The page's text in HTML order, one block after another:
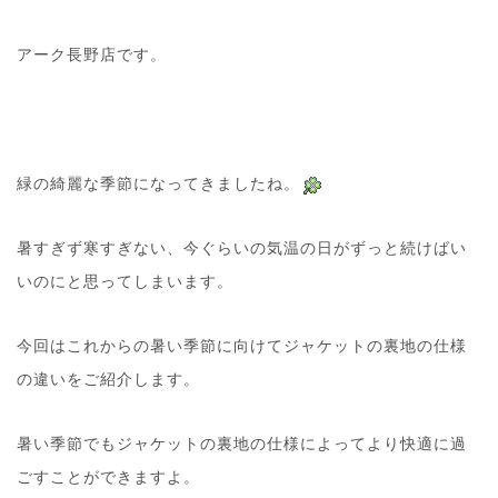
アーク長野店です。
緑の綺麗な季節になってきましたね。
暑すぎず寒すぎない、今ぐらいの気温の日がずっと続けばい
いのにと思ってしまいます。
今回はこれからの暑い季節に向けてジャケットの裏地の仕様
の違いをご紹介します。
暑い季節でもジャケットの裏地の仕様によってより快適に過
ごすことができますよ。